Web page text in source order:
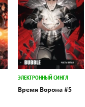
ЭЛЕКТРОННЫЙ СИНГЛ
Время Ворона #5